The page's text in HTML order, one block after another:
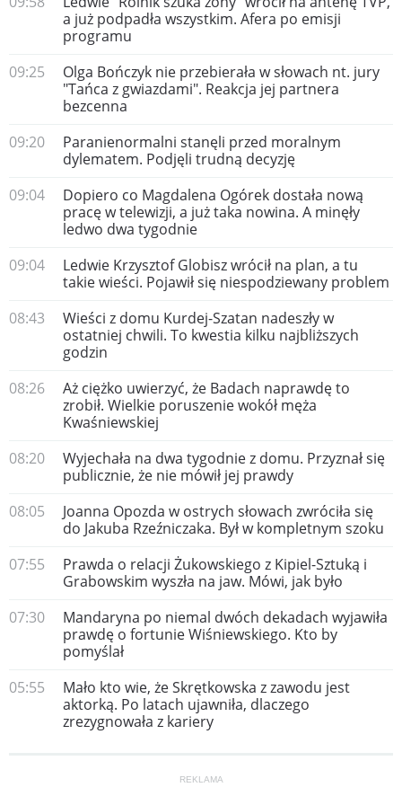
a już podpadła wszystkim. Afera po emisji
programu
09:25
Olga Bończyk nie przebierała w słowach nt. jury
"Tańca z gwiazdami". Reakcja jej partnera
bezcenna
09:20
Paranienormalni stanęli przed moralnym
dylematem. Podjęli trudną decyzję
09:04
Dopiero co Magdalena Ogórek dostała nową
pracę w telewizji, a już taka nowina. A minęły
ledwo dwa tygodnie
09:04
Ledwie Krzysztof Globisz wrócił na plan, a tu
takie wieści. Pojawił się niespodziewany problem
08:43
Wieści z domu Kurdej-Szatan nadeszły w
ostatniej chwili. To kwestia kilku najbliższych
godzin
08:26
Aż ciężko uwierzyć, że Badach naprawdę to
zrobił. Wielkie poruszenie wokół męża
Kwaśniewskiej
08:20
Wyjechała na dwa tygodnie z domu. Przyznał się
publicznie, że nie mówił jej prawdy
08:05
Joanna Opozda w ostrych słowach zwróciła się
do Jakuba Rzeźniczaka. Był w kompletnym szoku
07:55
Prawda o relacji Żukowskiego z Kipiel-Sztuką i
Grabowskim wyszła na jaw. Mówi, jak było
07:30
Mandaryna po niemal dwóch dekadach wyjawiła
prawdę o fortunie Wiśniewskiego. Kto by
pomyślał
05:55
Mało kto wie, że Skrętkowska z zawodu jest
aktorką. Po latach ujawniła, dlaczego
zrezygnowała z kariery
REKLAMA